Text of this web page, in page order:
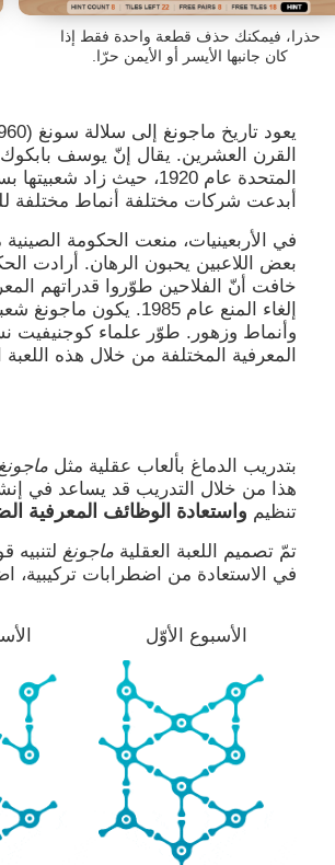
حذرا، فيمكنك حذف قطعة واحدة فقط إذا
كان جانبها الأيسر أو الأيمن حرّا.
القرن العشرين. يقال إنّ يوسف
المتحدة عام 1920، حيث
أبدعت شركات مختلفة أنماط مختلفة
في الأربعينيات، منعت الحكومة الصينية
بعض اللاعبين يحبون الرهان. أرادت
خافت أنّ الفلاحين طوّروا قدراتهم
إلغاء المنع عام 1985.
وأنماط وزهور. طوّر علماء كوجنيفيت
المعرفية المختلفة من خلال هذه اللعبة
بتدريب الدماغ بألعاب عقلية مثل
هذا من خلال التدريب قد يساعد في
تنظيم واستعادة الوظائف المعرفية
تمّ تصميم اللعبة العقلية ماجونغ لتنبيه
في الاستعادة من اضطرابات تركيبية،
الأسبوع الأوّل